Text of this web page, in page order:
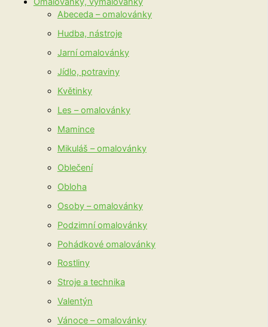
Abeceda – omalovánky
Hudba, nástroje
Jarní omalovánky
Jídlo, potraviny
Květinky
Les – omalovánky
Mamince
Mikuláš – omalovánky
Oblečení
Obloha
Osoby – omalovánky
Podzimní omalovánky
Pohádkové omalovánky
Rostliny
Stroje a technika
Valentýn
Vánoce – omalovánky